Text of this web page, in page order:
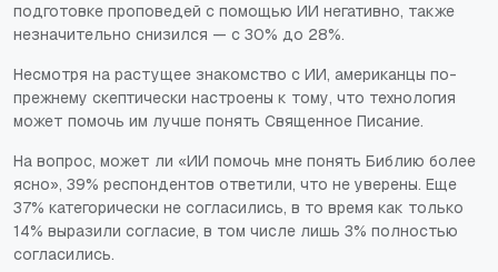
подготовке проповедей с помощью ИИ негативно, также
незначительно снизился — с 30% до 28%.
Несмотря на растущее знакомство с ИИ, американцы по-
прежнему скептически настроены к тому, что технология
может помочь им лучше понять Священное Писание.
На вопрос, может ли «ИИ помочь мне понять Библию более
ясно», 39% респондентов ответили, что не уверены. Еще
37% категорически не согласились, в то время как только
14% выразили согласие, в том числе лишь 3% полностью
согласились.